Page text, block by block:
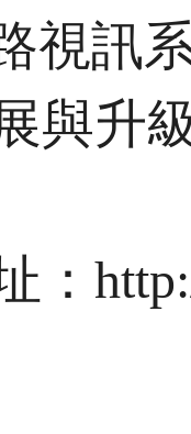
視訊
與升
：